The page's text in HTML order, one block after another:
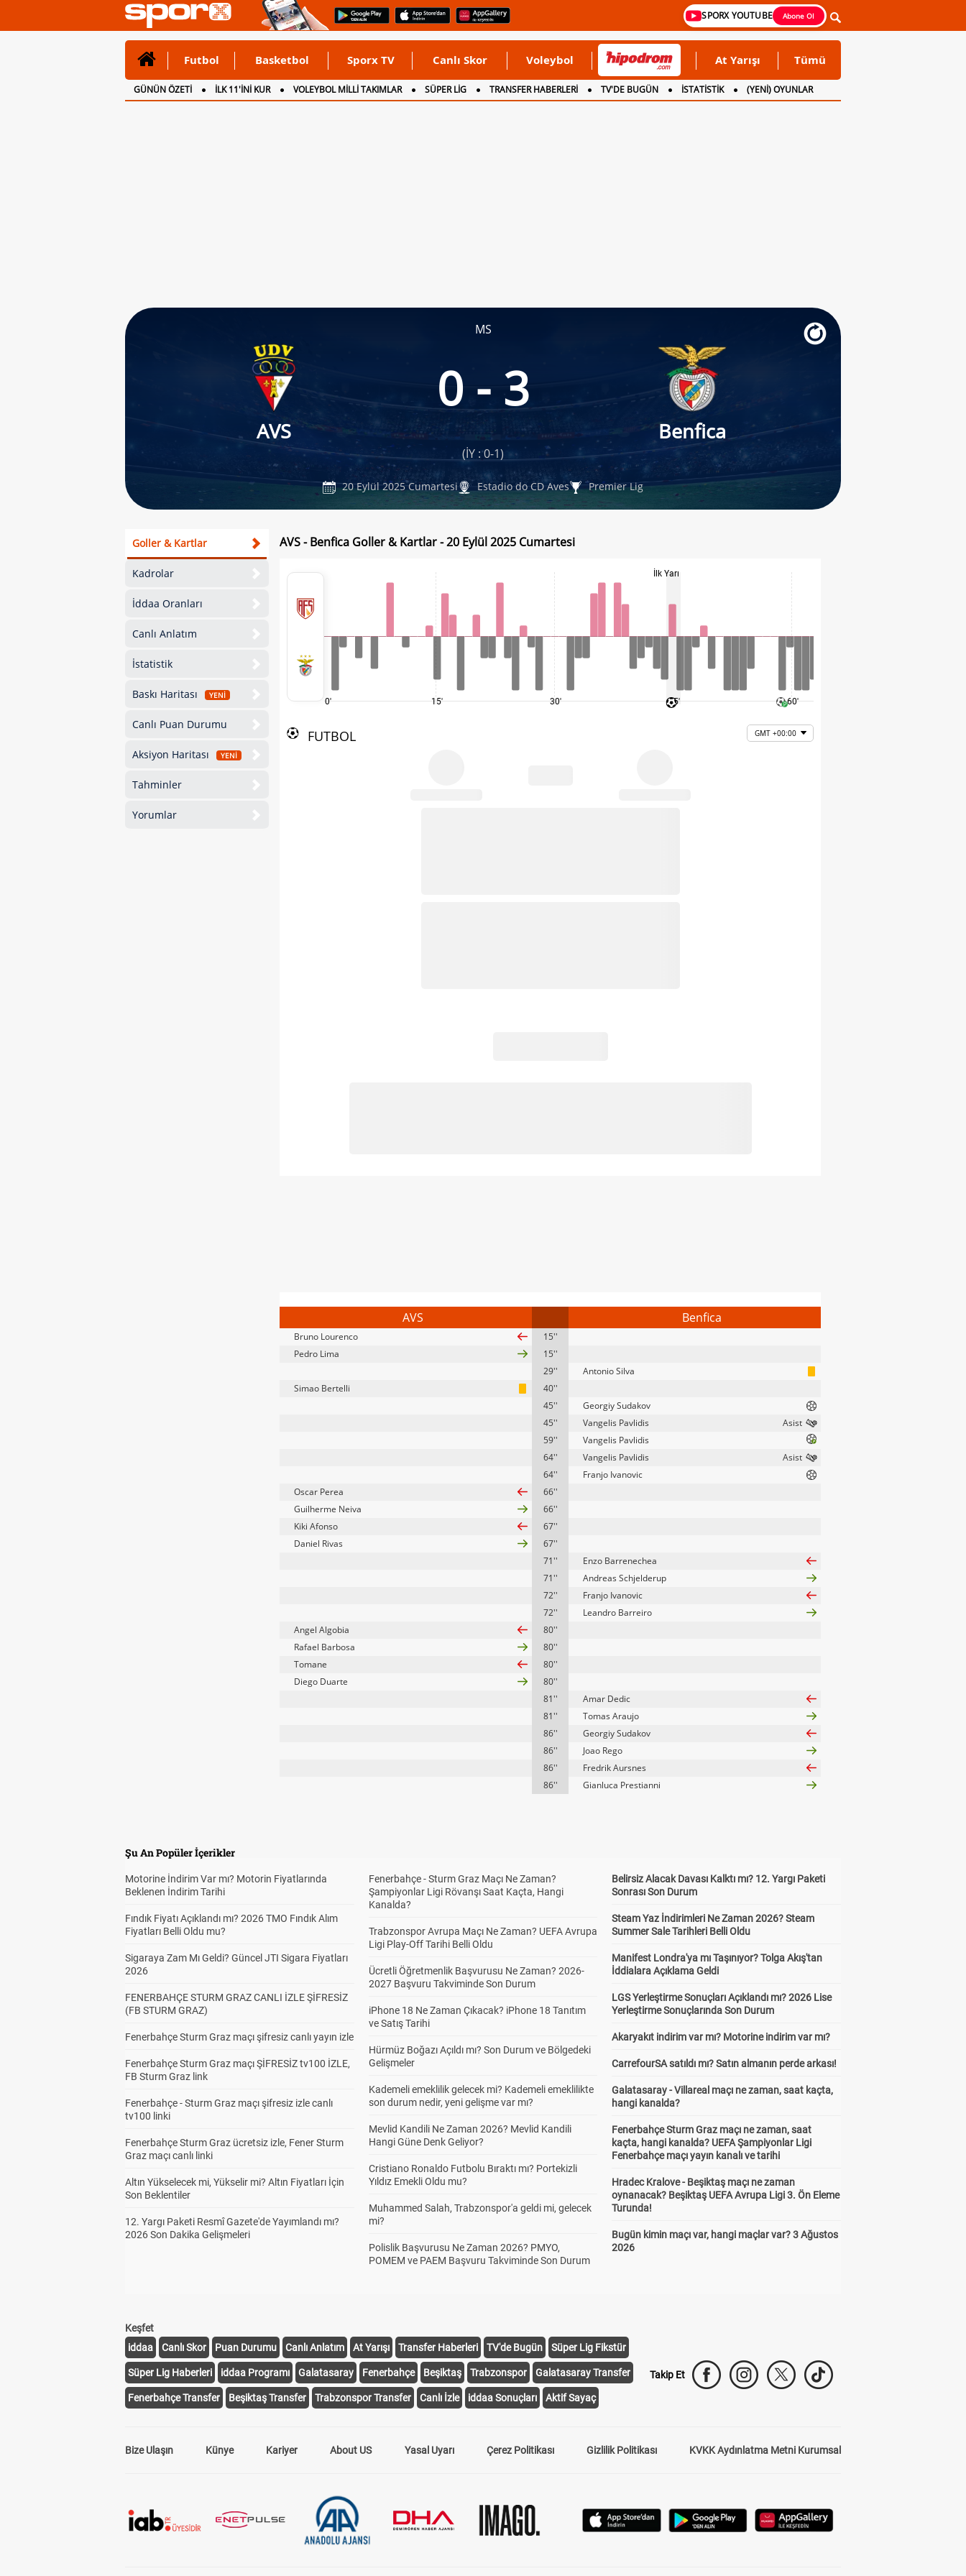
SPORX YOUTUBE Abone Ol
Futbol Basketbol Sporx TV Canlı Skor Voleybol At Yarışı Tümü
GÜNÜN ÖZETİ İLK 11'İNİ KUR VOLEYBOL MİLLİ TAKIMLAR SÜPER LİG TRANSFER HABERLERİ TV'DE BUGÜN İSTATİSTİK
(YENİ) OYUNLAR
CANLI ANLATIM
İNGİLTERE
MS
AVS
0 - 3
Benfica
(İY : 0-1)
20 Eylül 2025 Cumartesi Estadio do CD Aves Premier Lig
Goller & Kartlar
Kadrolar
İddaa Oranları
Canlı Anlatım
İstatistik
Baskı Haritası YENİ
Canlı Puan Durumu
Aksiyon Haritası YENİ
Tahminler
Yorumlar
AVS - Benfica Goller & Kartlar - 20 Eylül 2025 Cumartesi
0' 15' 30'
İlk Yarı
45' 60'
FUTBOL GMT +00:00
AVS Benfica
Bruno Lourenco
15''
Pedro Lima
15''
29''
Antonio Silva
Simao Bertelli
40''
45''
Georgiy Sudakov
45''
Vangelis Pavlidis
59''
Vangelis Pavlidis
64''
Vangelis Pavlidis
64''
Franjo Ivanovic
Oscar Perea
66''
Guilherme Neiva
66''
Kiki Afonso
67''
Daniel Rivas
67''
71''
Enzo Barrenechea
71''
Andreas Schjelderup
72''
Franjo Ivanovic
72''
Leandro Barreiro
Angel Algobia
80''
Rafael Barbosa
80''
Tomane
80''
Diego Duarte
80''
81''
Amar Dedic
81''
Tomas Araujo
86''
Georgiy Sudakov
86''
Joao Rego
86''
Fredrik Aursnes
86''
Gianluca Prestianni
Şu An Popüler İçerikler
Motorine İndirim Var mı? Motorin Fiyatlarında
Beklenen İndirim Tarihi
Fındık Fiyatı Açıklandı mı? 2026 TMO Fındık Alım
Fiyatları Belli Oldu mu?
Sigaraya Zam Mı Geldi? Güncel JTI Sigara Fiyatları
2026
FENERBAHÇE STURM GRAZ CANLI İZLE ŞİFRESİZ
(FB STURM GRAZ)
Fenerbahçe Sturm Graz maçı şifresiz canlı yayın izle
Fenerbahçe Sturm Graz maçı ŞİFRESİZ tv100 İZLE,
FB Sturm Graz link
Fenerbahçe - Sturm Graz maçı şifresiz izle canlı
tv100 linki
Fenerbahçe Sturm Graz ücretsiz izle, Fener Sturm
Graz maçı canlı linki
Altın Yükselecek mi, Yükselir mi? Altın Fiyatları İçin
Son Beklentiler
12. Yargı Paketi Resmî Gazete'de Yayımlandı mı?
2026 Son Dakika Gelişmeleri
Fenerbahçe - Sturm Graz Maçı Ne Zaman?
Şampiyonlar Ligi Rövanşı Saat Kaçta, Hangi
Kanalda?
Trabzonspor Avrupa Maçı Ne Zaman? UEFA Avrupa
Ligi Play-Off Tarihi Belli Oldu
Ücretli Öğretmenlik Başvurusu Ne Zaman? 2026-
2027 Başvuru Takviminde Son Durum
iPhone 18 Ne Zaman Çıkacak? iPhone 18 Tanıtım
ve Satış Tarihi
Hürmüz Boğazı Açıldı mı? Son Durum ve Bölgedeki
Gelişmeler
Kademeli emeklilik gelecek mi? Kademeli emeklilikte
son durum nedir, yeni gelişme var mı?
Mevlid Kandili Ne Zaman 2026? Mevlid Kandili
Hangi Güne Denk Geliyor?
Cristiano Ronaldo Futbolu Bıraktı mı? Portekizli
Yıldız Emekli Oldu mu?
Muhammed Salah, Trabzonspor'a geldi mi, gelecek
mi?
Polislik Başvurusu Ne Zaman 2026? PMYO,
POMEM ve PAEM Başvuru Takviminde Son Durum
Belirsiz Alacak Davası Kalktı mı? 12. Yargı Paketi
Sonrası Son Durum
Steam Yaz İndirimleri Ne Zaman 2026? Steam
Summer Sale Tarihleri Belli Oldu
Manifest Londra'ya mı Taşınıyor? Tolga Akış'tan
İddialara Açıklama Geldi
LGS Yerleştirme Sonuçları Açıklandı mı? 2026 Lise
Yerleştirme Sonuçlarında Son Durum
Akaryakıt indirim var mı? Motorine indirim var mı?
CarrefourSA satıldı mı? Satın almanın perde arkası!
Galatasaray - Villareal maçı ne zaman, saat kaçta,
hangi kanalda?
Fenerbahçe Sturm Graz maçı ne zaman, saat
kaçta, hangi kanalda? UEFA Şampiyonlar Ligi
Fenerbahçe maçı yayın kanalı ve tarihi
Hradec Kralove - Beşiktaş maçı ne zaman
oynanacak? Beşiktaş UEFA Avrupa Ligi 3. Ön Eleme
Turunda!
Bugün kimin maçı var, hangi maçlar var? 3 Ağustos
2026
Keşfet
iddaa
Canlı Skor Puan Durumu Canlı Anlatım At Yarışı Transfer Haberleri TV'de Bugün Süper Lig Fikstür
Süper Lig Haberleri iddaa Programı Galatasaray Fenerbahçe Beşiktaş Trabzonspor Galatasaray Transfer
Fenerbahçe Transfer Beşiktaş Transfer Trabzonspor Transfer Canlı İzle iddaa Sonuçları Aktif Sayaç
Takip Et
Bize Ulaşın Künye Kariyer About US Yasal Uyarı Çerez Politikası Gizlilik Politikası KVKK Aydınlatma Metni Kurumsal